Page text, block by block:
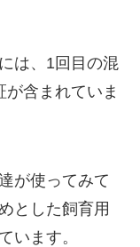
は、1回目の混
含まれていま
が使ってみて
とした飼育用
います。